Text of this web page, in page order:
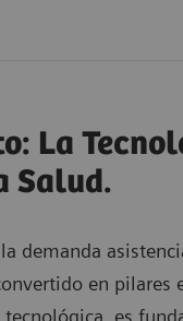
La
Salud.
demanda
en pilares
es